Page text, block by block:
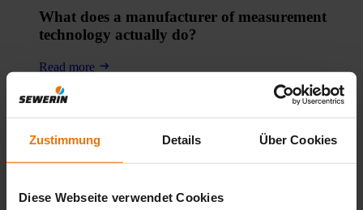
Zustimmung Details Über Cookies
Diese Webseite verwendet Cookies
What does a manufacturer of measurement
technology actually do?
Read more
13.05.2025
Read more